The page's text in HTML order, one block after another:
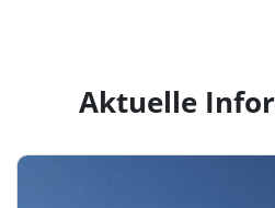
Aktuelle